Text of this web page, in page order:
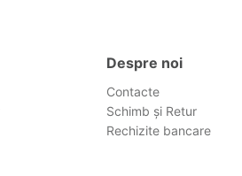
Despre noi
Contacte
Schimb și Retur
Rechizite bancare